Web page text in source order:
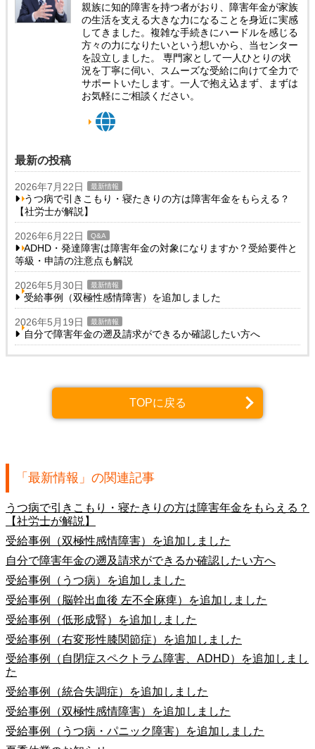
親族に知的障害を持つ者がおり、障害年金が家族
の生活を支える大きな力になることを身近に実感
してきました。複雑な手続きにハードルを感じる
方々の力になりたいという想いから、当センター
を設立しました。 専門家として一人ひとりの状
況を丁寧に伺い、スムーズな受給に向けて全力で
サポートいたします。一人で抱え込まず、まずは
お気軽にご相談ください。
最新の投稿
2026年7月22日 最新情報
うつ病で引きこもり・寝たきりの方は障害年金をもらえる？
【社労士が解説】
2026年6月22日 Q&A
ADHD・発達障害は障害年金の対象になりますか？受給要件と
等級・申請の注意点も解説
2026年5月30日 最新情報
受給事例（双極性感情障害）を追加しました
2026年5月19日 最新情報
自分で障害年金の遡及請求ができるか確認したい方へ
TOPに戻る
「最新情報」の関連記事
うつ病で引きこもり・寝たきりの方は障害年金をもらえる？
【社労士が解説】
受給事例（双極性感情障害）を追加しました
自分で障害年金の遡及請求ができるか確認したい方へ
受給事例（うつ病）を追加しました
受給事例（脳幹出血後 左不全麻痺）を追加しました
受給事例（低形成腎）を追加しました
受給事例（右変形性膝関節症）を追加しました
受給事例（自閉症スペクトラム障害、ADHD）を追加しまし
た
受給事例（統合失調症）を追加しました
受給事例（双極性感情障害）を追加しました
受給事例（うつ病・パニック障害）を追加しました